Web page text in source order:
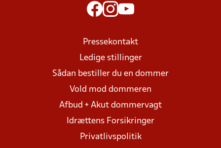
Pressekontakt
Ledige stillinger
Sådan bestiller du en dommer
Vold mod dommeren
Afbud + Akut dommervagt
Idrættens Forsikringer
Privatlivspolitik